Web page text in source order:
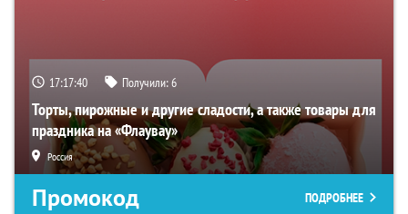
17:17:39 Получили:6
Торты, пирожные и другие сладости, а также товары для
праздника на «Флаувау»
Россия
Промокод ПОДРОБНЕЕ